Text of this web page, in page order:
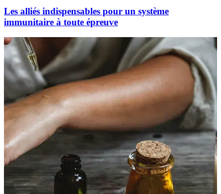
Les alliés indispensables pour un système
immunitaire à toute épreuve